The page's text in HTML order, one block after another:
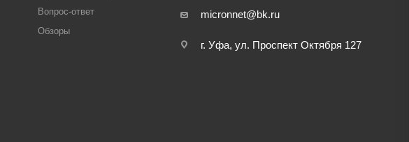
Вопрос-ответ
Обзоры
micronnet@bk.ru
г. Уфа, ул. Проспект Октября 127